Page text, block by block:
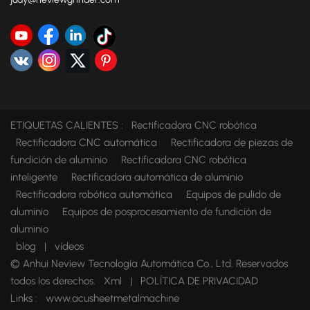
ETIQUETAS CALIENTES :
Rectificadora CNC robótica
Rectificadora CNC automática
Rectificadora de piezas de
fundición de aluminio
Rectificadora CNC robótica
inteligente
Rectificadora automática de aluminio
Rectificadora robótica automática
Equipos de pulido de
aluminio
Equipos de posprocesamiento de fundición de
aluminio
blog
|
vídeos
© Anhui Neview Tecnología Automática Co., Ltd. Reservados
todos los derechos.
Xml |
POLÍTICA DE PRIVACIDAD
Links :
www.acusheetmetalmachine